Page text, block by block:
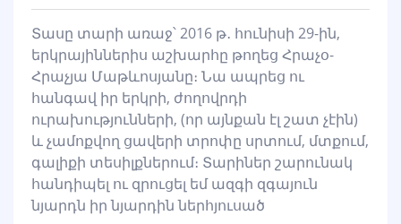
Տասը տարի առաջ՝ 2016 թ․ հունիսի 29-ին,
երկրայիններիս աշխարհը թողեց Հրաչօ-
Հրաչյա Մաթևոսյանը։ Նա ապրեց ու
հանգավ իր երկրի, ժողովրդի
ուրախությունների, (որ այնքան էլ շատ չէին)
և չամոքվող ցավերի տրոփը սրտում, մտքում,
գալիքի տեսիլքներում։ Տարիներ շարունակ
հանդիպել ու զրուցել եմ ազգի զգայուն
նյարդն իր նյարդին ներհյուսած